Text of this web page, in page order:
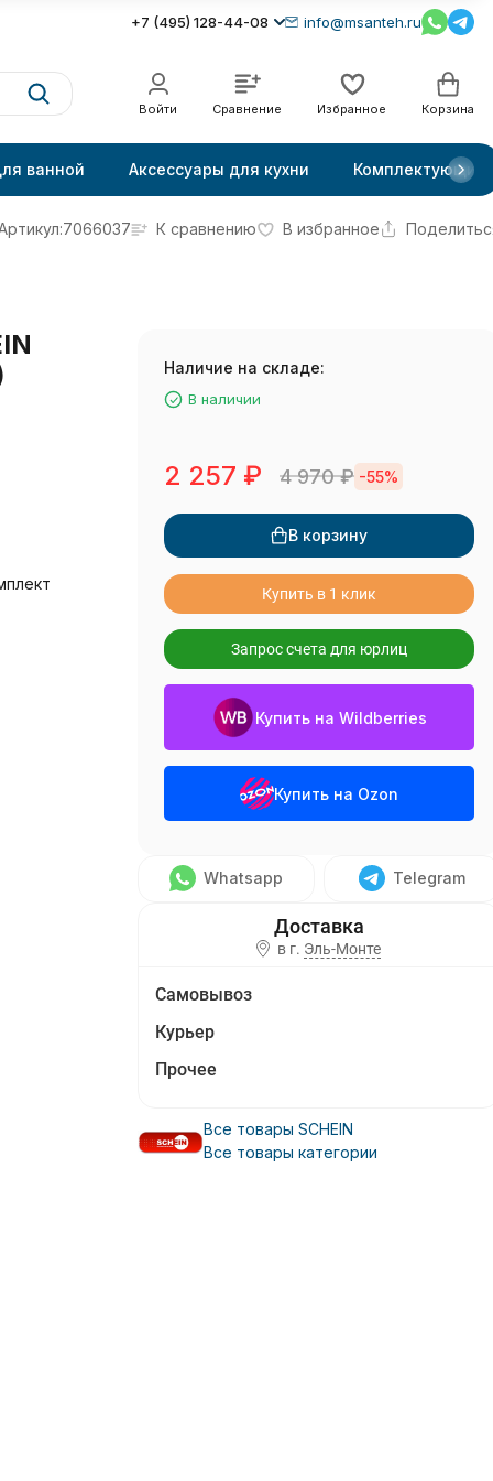
+7 (495) 128-44-08 info@msanteh.ru
Войти Сравнение Избранное Корзина
ванной Аксессуары для кухни Комплектующие
7066037 К сравнению В избранное
Наличие на складе:
В наличии
2 257 ₽ 4 970₽ -55%
В корзину
Купить в 1 клик
Запрос счета для юрлиц
Купить на Wildberries
Купить на Ozon
Whatsapp Telegram
в г. Эль-Монте
Самовывоз
Курьер
Прочее
Все товары SCHEIN
Все товары категории